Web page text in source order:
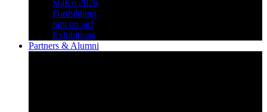
StäKo 2026
Fortbildung
hmt on air!
Exhibitions
Partners & Alumni